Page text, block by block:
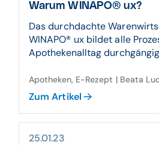
Warum WINAPO® ux?
Das durchdachte
WINAPO® ux bildet alle
Apothekenalltag
Apotheken, E-Rezept | Beata
Zum Artikel
25.01.23